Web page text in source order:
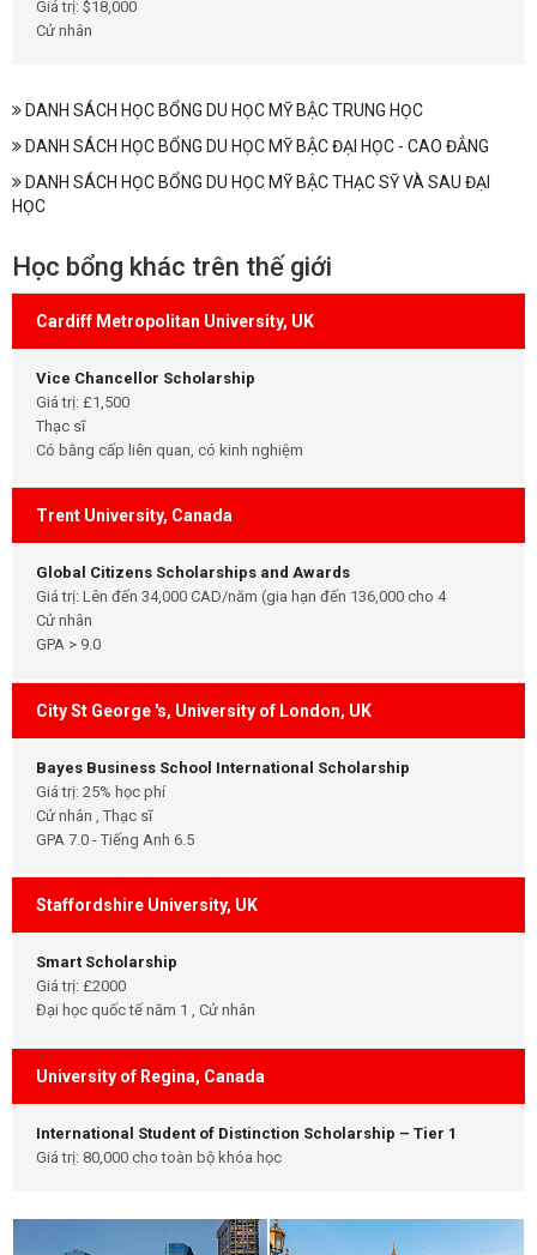
Giá trị: $18,000
Cử nhân
DANH SÁCH HỌC BỔNG DU HỌC MỸ BẬC TRUNG HỌC
DANH SÁCH HỌC BỔNG DU HỌC MỸ BẬC ĐẠI HỌC - CAO ĐẲNG
DANH SÁCH HỌC BỔNG DU HỌC MỸ BẬC THẠC SỸ VÀ SAU ĐẠI
HỌC
Học bổng khác trên thế giới
Cardiff Metropolitan University, UK
Vice Chancellor Scholarship
Giá trị: £1,500
Thạc sĩ
Có bằng cấp liên quan, có kinh nghiệm
Trent University, Canada
Global Citizens Scholarships and Awards
Giá trị: Lên đến 34,000 CAD/năm (gia hạn đến 136,000 cho 4
Cử nhân
GPA > 9.0
City St George 's, University of London, UK
Bayes Business School International Scholarship
Giá trị: 25% học phí
Cử nhân , Thạc sĩ
GPA 7.0 - Tiếng Anh 6.5
Staffordshire University, UK
Smart Scholarship
Giá trị: £2000
Đại học quốc tế năm 1 , Cử nhân
University of Regina, Canada
International Student of Distinction Scholarship – Tier 1
Giá trị: 80,000 cho toàn bộ khóa học